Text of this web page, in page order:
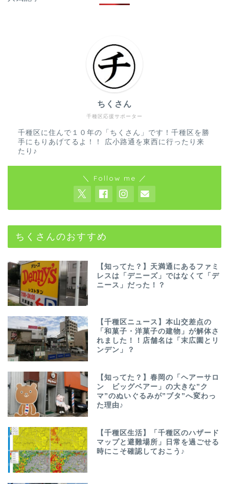
千種区応援サポーター
ちくさん
千種区に住んで１０年の「ちくさん」です！千種区を勝
手にもりあげてるよ！！ 広小路通を東西に行ったり来
たり♪
＼ Follow me ／
ちくさんのおすすめ
【知ってた？】天満通にあるファミ
レスは「デニーズ」ではなくて「デ
ニース」だった！？
【千種区ニュース】本山交差点の
「和菓子・洋菓子の建物」が解体さ
れました！！店舗名は「末広園とリ
ンデン」？
【知ってた？】春岡の「ヘアーサロ
ン ビッグベアー」の大きな”ク
マ”のぬいぐるみが”ブタ”へ変わっ
た理由♪
【千種区生活】「千種区のハザード
マップと避難場所」日常を過ごせる
時にこそ確認しておこう♪